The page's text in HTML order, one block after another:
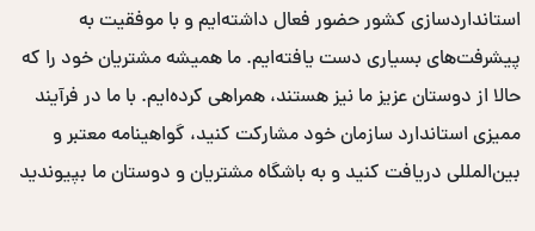
استانداردسازی کشور حضور فعال داشته‌ایم و با موفقیت به
پیشرفت‌های بسیاری دست یافته‌ایم. ما همیشه مشتریان خود را که
حالا از دوستان عزیز ما نیز هستند، همراهی کرده‌ایم. با ما در فرآیند
ممیزی استاندارد سازمان خود مشارکت کنید، گواهینامه معتبر و
بین‌المللی دریافت کنید و به باشگاه مشتریان و دوستان ما بپیوندید